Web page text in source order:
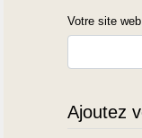
Votre site web
Ajoutez